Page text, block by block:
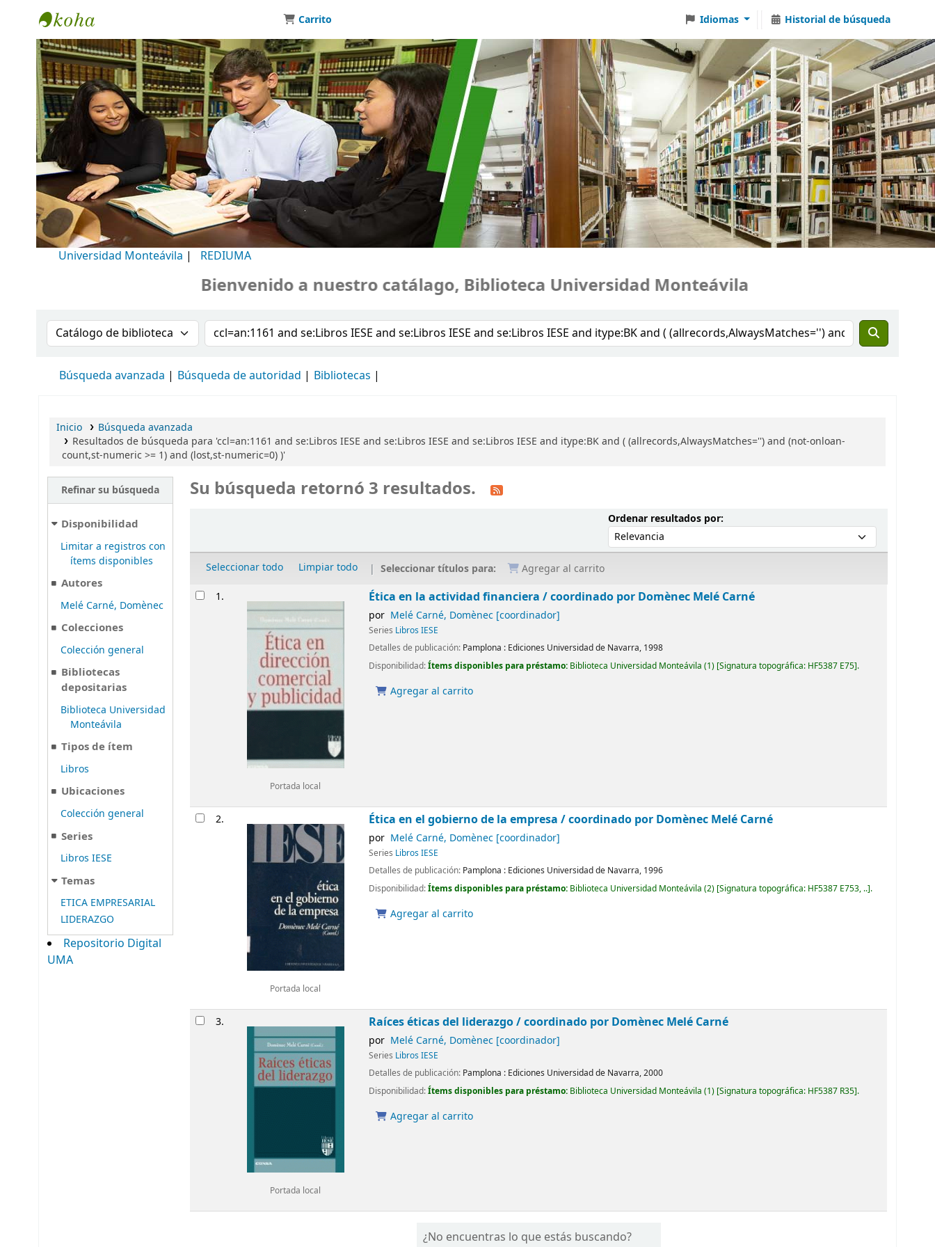
Biblioteca Universidad Monteávila
Carrito Idiomas Historial de búsqueda
Universidad Monteávila | REDIUMA
Bienvenido a nuestro catálago, Biblioteca Universidad Monteávila
Buscar en el catálogo por:Buscar en el catálogo
Búsqueda avanzada Búsqueda de autoridad Bibliotecas
Inicio
Búsqueda avanzada
Resultados de búsqueda para 'ccl=an:1161 and se:Libros IESE and se:Libros IESE and se:Libros IESE and itype:BK and ( (allrecords,AlwaysMatches='') and (not-onloan-
count,st-numeric >= 1) and (lost,st-numeric=0) )'
Refinar su búsqueda
Disponibilidad
Limitar a registros con
ítems disponibles
Autores
Melé Carné, Domènec
Colecciones
Colección general
Bibliotecas
depositarias
Biblioteca Universidad
Monteávila
Tipos de ítem
Libros
Ubicaciones
Colección general
Series
Libros IESE
Temas
ETICA EMPRESARIAL
LIDERAZGO
Repositorio Digital
UMA
Su búsqueda retornó 3 resultados.
Ordenar resultados por:Ordenar por:
Seleccionar todo Limpiar todo Seleccionar títulos para: Agregar al carrito
Resultados
1.
Portada local
Ética en la actividad financiera /coordinado por Domènec Melé Carné
por Melé Carné, Domènec[coordinador]
Series Libros IESE
Detalles de publicación: Pamplona : Ediciones Universidad de Navarra, 1998
Disponibilidad:Ítems disponibles para préstamo: Biblioteca Universidad Monteávila (1) Signatura topográfica: HF5387 E75 .
Agregar al carrito
2.
Portada local
Ética en el gobierno de la empresa /coordinado por Domènec Melé Carné
por Melé Carné, Domènec[coordinador]
Series Libros IESE
Detalles de publicación: Pamplona : Ediciones Universidad de Navarra, 1996
Disponibilidad:Ítems disponibles para préstamo: Biblioteca Universidad Monteávila (2) Signatura topográfica: HF5387 E753, .. .
Agregar al carrito
3.
Portada local
Raíces éticas del liderazgo /coordinado por Domènec Melé Carné
por Melé Carné, Domènec[coordinador]
Series Libros IESE
Detalles de publicación: Pamplona : Ediciones Universidad de Navarra,2000
Disponibilidad:Ítems disponibles para préstamo: Biblioteca Universidad Monteávila (1) Signatura topográfica: HF5387 R35 .
Agregar al carrito
¿No encuentras lo que estás buscando?